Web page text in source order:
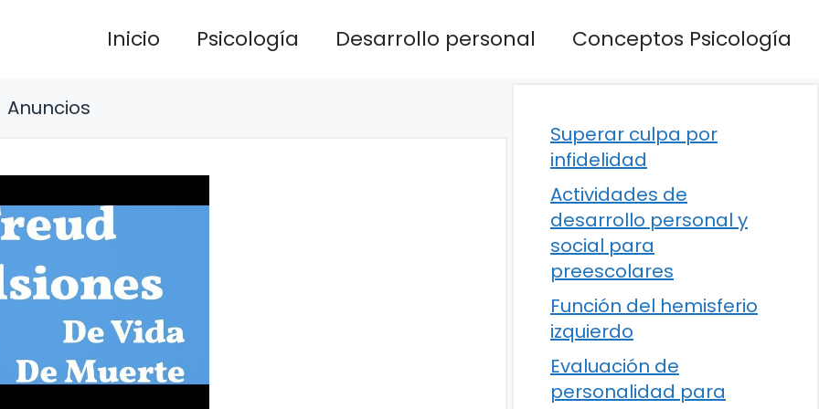
Inicio Psicología Desarrollo personal Conceptos Psicología
Anuncios
Superar culpa por
infidelidad
Actividades de
desarrollo personal y
social para
preescolares
Función del hemisferio
izquierdo
Evaluación de
personalidad para